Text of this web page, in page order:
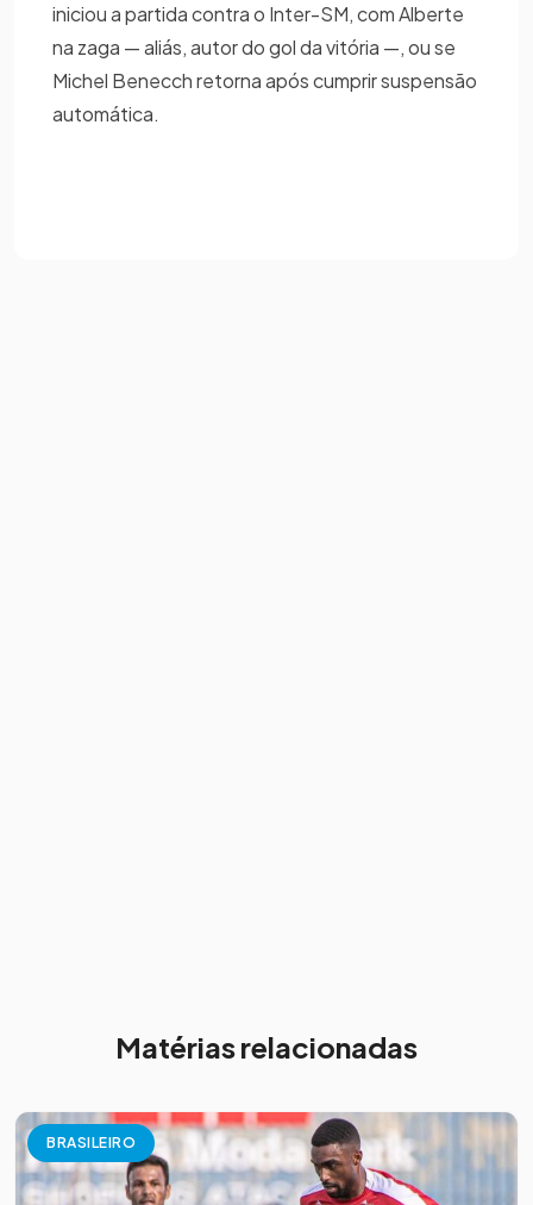
iniciou a partida contra o Inter-SM, com Alberte
na zaga — aliás, autor do gol da vitória —, ou se
Michel Benecch retorna após cumprir suspensão
automática.
Matérias relacionadas
BRASILEIRO